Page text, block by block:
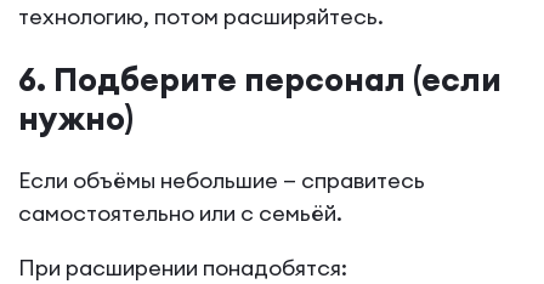
технологию, потом расширяйтесь.
6. Подберите персонал (если
нужно)
Если объёмы небольшие — справитесь
самостоятельно или с семьёй.
При расширении понадобятся: